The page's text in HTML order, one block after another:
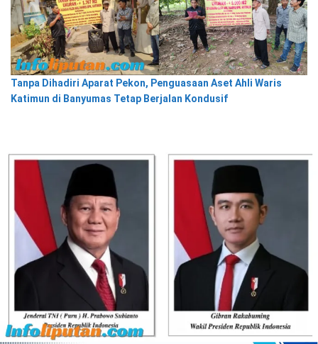
Tanpa Dihadiri Aparat Pekon, Penguasaan Aset Ahli Waris
Katimun di Banyumas Tetap Berjalan Kondusif